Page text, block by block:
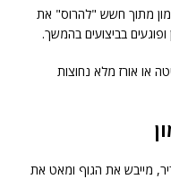
מתוך חשש "להרוס" את
ופוגעים בביצועים בהמשך.
או אורז מלא נחוצות
מייבש את הגוף ומאט את